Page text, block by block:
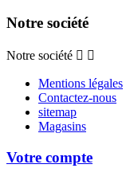
Notre société
Notre société  
Mentions légales
Contactez-nous
sitemap
Magasins
Votre compte